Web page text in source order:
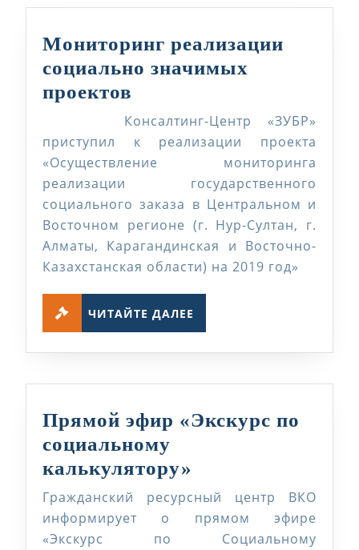
Мониторинг реализации
социально значимых
проектов
реализации
социально
значимых
проектов
Консалтинг-Центр «ЗУБР»
приступил к реализации проекта
«Осуществление мониторинга
реализации государственного
социального заказа в Центральном и
Восточном регионе (г. Нур-Султан, г.
Алматы, Карагандинская и Восточно-
Казахстанская области) на 2019 год»
ЧИТАЙТЕ ДАЛЕЕ
Прямой эфир «Экскурс по
социальному
калькулятору»
эфир
«Экскурс
Гражданский ресурсный центр ВКО
информирует о прямом эфире
«Экскурс по Социальному